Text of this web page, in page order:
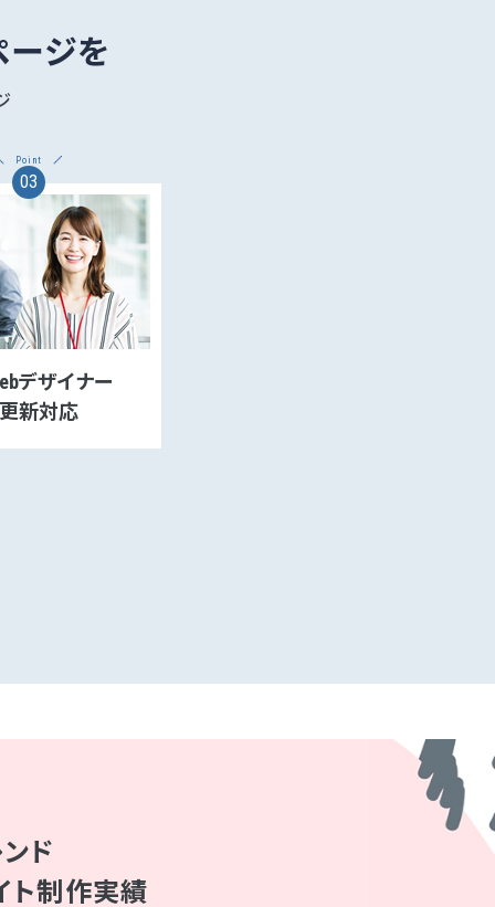
ジを
Point
03
デザイナー
新対応
ド
ト制作実績